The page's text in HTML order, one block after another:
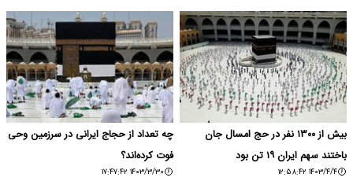
بیش از ۱۳۰۰ نفر در حج امسال جان
باختند سهم ایران ۱۹ تن بود
۱۴۰۳/۴/۴ ۱۲:۵۸:۴۲
چه تعداد از حجاج ایرانی در سرزمین وحی
فوت کرده‌اند؟
۱۴۰۳/۳/۳۰ ۱۷:۴۷:۴۲